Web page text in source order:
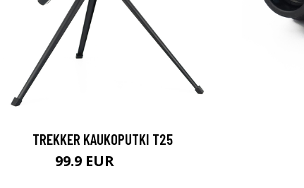
TREKKER KAUKOPUTKI T25
99.9 EUR